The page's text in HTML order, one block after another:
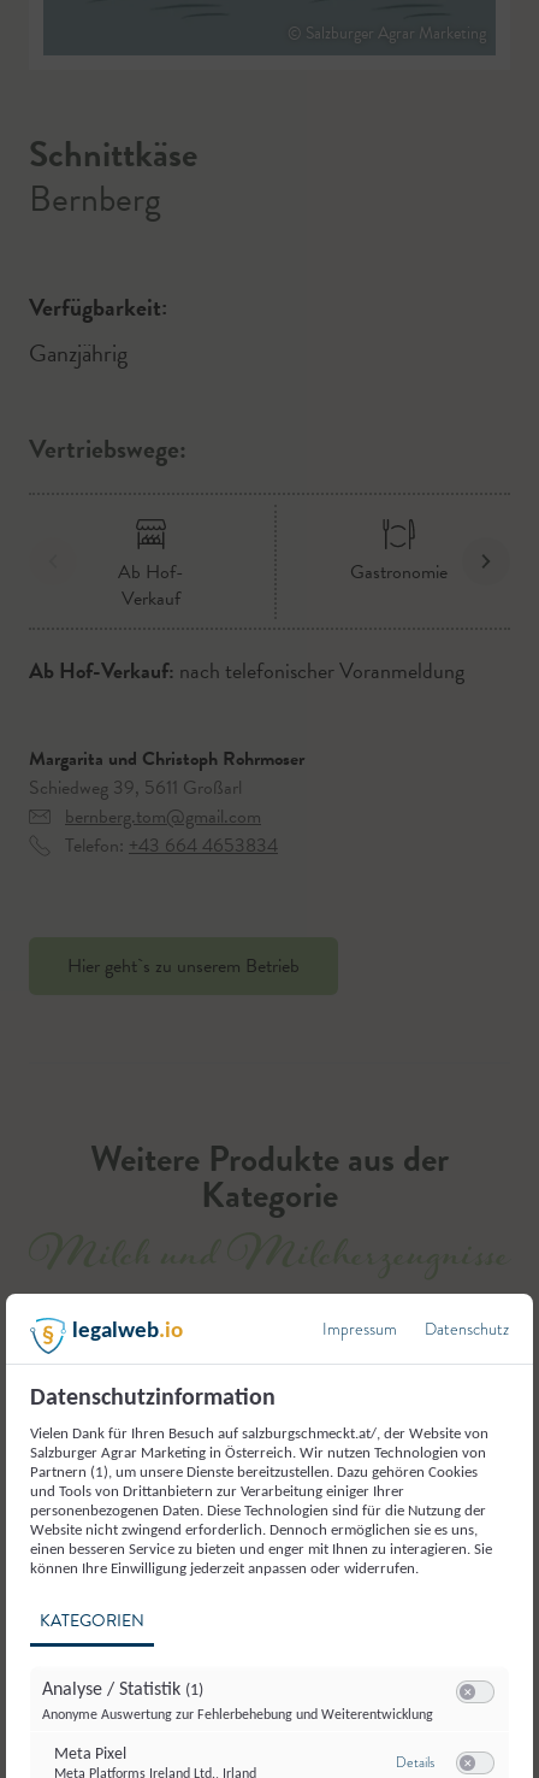
© Salzburger Agrar Marketing
Schnittkäse
Bernberg
Verfügbarkeit:
Ganzjährig
Vertriebswege:
Ab Hof-
Verkauf
Gastronomie
Ab Hof-Verkauf: nach telefonischer Voranmeldung
Margarita und Christoph Rohrmoser
Schiedweg 39, 5611 Großarl
bernberg.tom@gmail.com
Telefon: +43 664 4653834
Hier geht`s zu unserem Betrieb
Weitere Produkte aus der
Kategorie
Milch und Milcherzeugnisse
legalweb.io Impressum Datenschutz
Datenschutzinformation
Vielen Dank für Ihren Besuch auf salzburgschmeckt.at/, der Website von
Salzburger Agrar Marketing in Österreich. Wir nutzen Technologien von
Partnern (1), um unsere Dienste bereitzustellen. Dazu gehören Cookies
und Tools von Drittanbietern zur Verarbeitung einiger Ihrer
personenbezogenen Daten. Diese Technologien sind für die Nutzung der
Website nicht zwingend erforderlich. Dennoch ermöglichen sie es uns,
einen besseren Service zu bieten und enger mit Ihnen zu interagieren. Sie
können Ihre Einwilligung jederzeit anpassen oder widerrufen.
KATEGORIEN
Analyse / Statistik (1)
Anonyme Auswertung zur Fehlerbehebung und Weiterentwicklung
Meta Pixel
Meta Platforms Ireland Ltd., Irland
Detailszu Meta Pixel